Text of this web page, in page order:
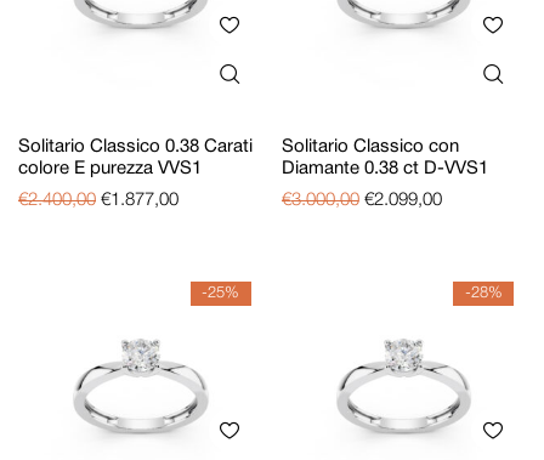
Solitario Classico 0.38 Carati
colore E purezza VVS1
€2.400,00 €1.877,00
Solitario Classico con
Diamante 0.38 ct D-VVS1
€3.000,00 €2.099,00
-25% -28%